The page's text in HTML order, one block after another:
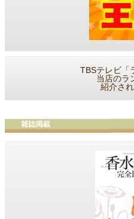
TBSテレビ「
当店のラ
紹介さ